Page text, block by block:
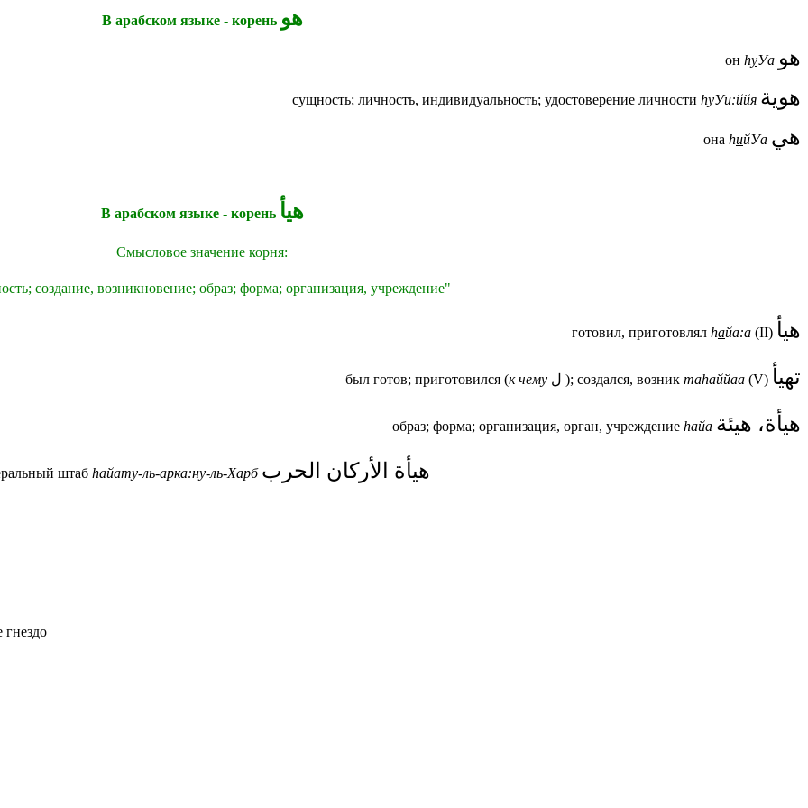
В арабском языке - корень هو
он hуУа هو
сущность; личность, индивидуальность; удостоверение личности hуУи:ййя هوية
она hийУа هي
В арабском языке - корень هيأ
Смысловое значение корня:
создание, возникновение; образ; форма; организация, учреждение"
готовил, приготовлял hайа:а (II) هيأ
был готов; приготовился (к чему ل ); создался, возник таhаййаа (V) تهيأ
образ; форма; организация, орган, учреждение hайа هيأة، هيئة
штаб hайату-ль-арка:ну-ль-Харб هيأة الأركان الحرب